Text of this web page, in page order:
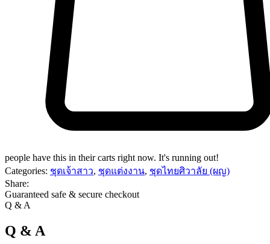
people have this in their carts right now. It's running out!
Categories: ชุดเจ้าสาว, ชุดแต่งงาน, ชุดไทยศิวาลัย (ผญ)
Share:
Guaranteed safe & secure checkout
Q & A
Q & A